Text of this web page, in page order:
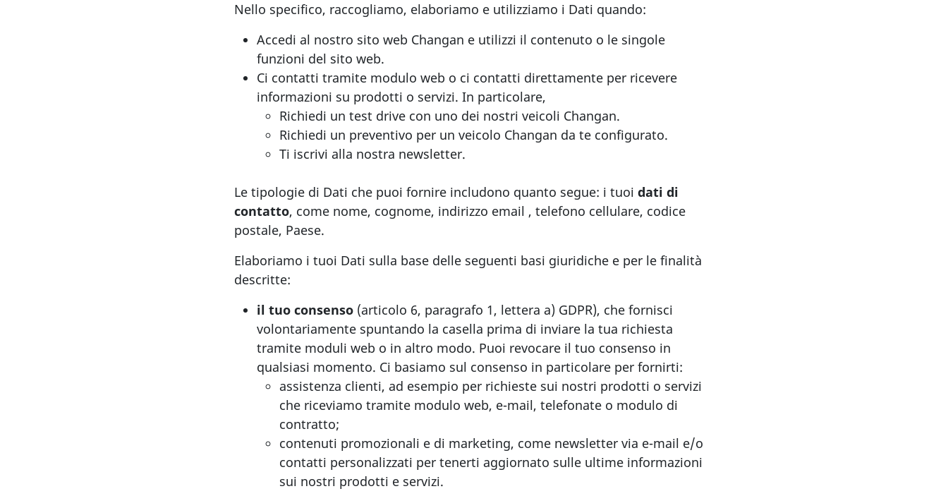
Nello specifico, raccogliamo, elaboriamo e utilizziamo i Dati quando:
Accedi al nostro sito web Changan e utilizzi il contenuto o le singole
funzioni del sito web.
Ci contatti tramite modulo web o ci contatti direttamente per ricevere
informazioni su prodotti o servizi. In particolare,
Richiedi un test drive con uno dei nostri veicoli Changan.
Richiedi un preventivo per un veicolo Changan da te configurato.
Ti iscrivi alla nostra newsletter.
Le tipologie di Dati che puoi fornire includono quanto segue: i tuoi dati di
contatto, come nome, cognome, indirizzo email , telefono cellulare, codice
postale, Paese.
Elaboriamo i tuoi Dati sulla base delle seguenti basi giuridiche e per le finalità
descritte:
il tuo consenso (articolo 6, paragrafo 1, lettera a) GDPR), che fornisci
volontariamente spuntando la casella prima di inviare la tua richiesta
tramite moduli web o in altro modo. Puoi revocare il tuo consenso in
qualsiasi momento. Ci basiamo sul consenso in particolare per fornirti:
assistenza clienti, ad esempio per richieste sui nostri prodotti o servizi
che riceviamo tramite modulo web, e-mail, telefonate o modulo di
contratto;
contenuti promozionali e di marketing, come newsletter via e-mail e/o
contatti personalizzati per tenerti aggiornato sulle ultime informazioni
sui nostri prodotti e servizi.